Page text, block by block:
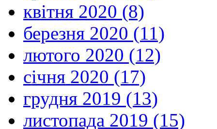
квітня 2020 (8)
березня 2020 (11)
лютого 2020 (12)
січня 2020 (17)
грудня 2019 (13)
листопада 2019 (15)